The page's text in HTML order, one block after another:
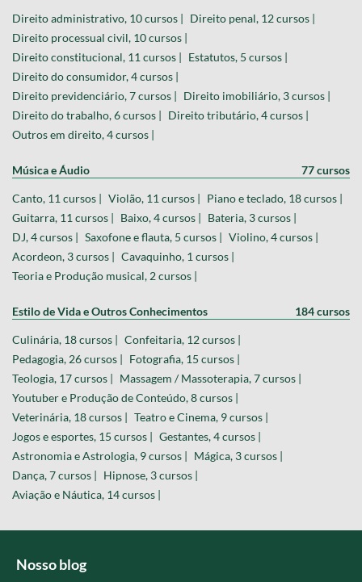
Direito administrativo, 10 cursos | Direito penal, 12 cursos |
Direito processual civil, 10 cursos |
Direito constitucional, 11 cursos | Estatutos, 5 cursos |
Direito do consumidor, 4 cursos |
Direito previdenciário, 7 cursos | Direito imobiliário, 3 cursos |
Direito do trabalho, 6 cursos | Direito tributário, 4 cursos |
Outros em direito, 4 cursos |
Música e Áudio 77 cursos
Canto, 11 cursos | Violão, 11 cursos | Piano e teclado, 18 cursos |
Guitarra, 11 cursos | Baixo, 4 cursos | Bateria, 3 cursos |
DJ, 4 cursos | Saxofone e flauta, 5 cursos | Violino, 4 cursos |
Acordeon, 3 cursos | Cavaquinho, 1 cursos |
Teoria e Produção musical, 2 cursos |
Estilo de Vida e Outros Conhecimentos 184 cursos
Culinária, 18 cursos | Confeitaria, 12 cursos |
Pedagogia, 26 cursos | Fotografia, 15 cursos |
Teologia, 17 cursos | Massagem / Massoterapia, 7 cursos |
Youtuber e Produção de Conteúdo, 8 cursos |
Veterinária, 18 cursos | Teatro e Cinema, 9 cursos |
Jogos e esportes, 15 cursos | Gestantes, 4 cursos |
Astronomia e Astrologia, 9 cursos | Mágica, 3 cursos |
Dança, 7 cursos | Hipnose, 3 cursos |
Aviação e Náutica, 14 cursos |
Nosso blog